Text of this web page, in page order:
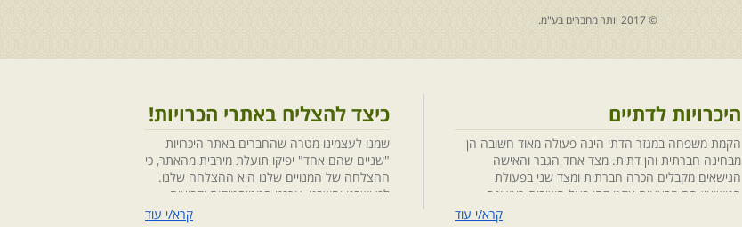
© 2017 יותר מחברים בע"מ.
היכרויות לדתיים
הקמת משפחה במגזר הדתי הינה פעולה מאוד חשובה הן
מבחינה חברתית והן דתית. מצד אחד הגבר והאישה
הנישאים מקבלים הכרה חברתית ומצד שני בפעולת
הנישואין הם מבצעים אקט דתי בעל חשיבות ראשונה
במעלה. חשוב לציין בהקשר זה שגם הגורמים למפגשקרא/י עוד
כיצד להצליח באתרי הכרויות!
שמנו לעצמינו מטרה שהחברים באתר היכרויות
"שניים שהם אחד" יפיקו תועלת מירבית מהאתר, כי
ההצלחה של המנויים שלנו היא ההצלחה שלנו.
לכן ישבנו וחשבנו ,ערכנו סטטיסטיקות וקבוצות
מיקוד, בחנו התנהגויות ומגמות והמסקנה החדקרא/י עוד